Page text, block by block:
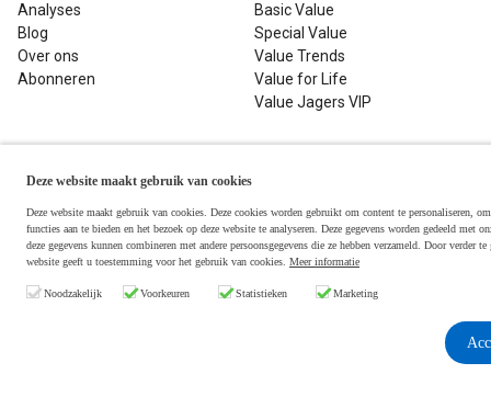
Analyses
Blog
Over ons
Abonneren
Basic Value
Special Value
Value Trends
Value for Life
Value Jagers VIP
Nieuwsbrief
Deze website maakt gebruik van cookies
Deze website maakt gebruik van cookies. Deze cookies worden gebruikt om content te personaliseren,
functies aan te bieden en het bezoek op deze website te analyseren. Deze gegevens worden gedeeld met
deze gegevens kunnen combineren met andere persoonsgegevens die ze hebben verzameld. Door verder te
website geeft u toestemming voor het gebruik van cookies. Meer informatie
Noodzakelijk Voorkeuren Statistieken Marketing